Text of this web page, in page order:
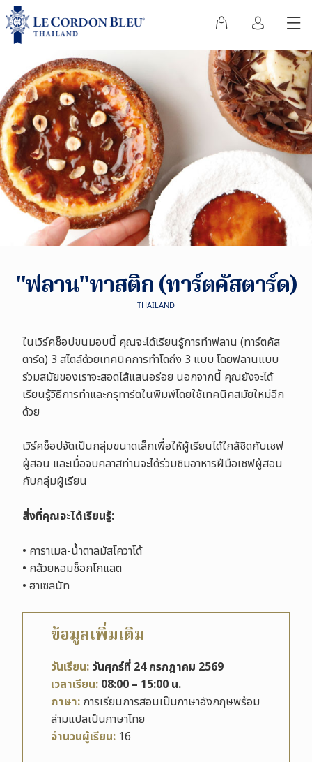
"ฟลาน"ทาสติก (ทาร์ตคัสตาร์ด)
THAILAND
ในเวิร์คช็อปขนมอบนี้ คุณจะได้เรียนรู้การทำฟลาน (ทาร์ตคัส
ตาร์ด) 3 สไตล์ด้วยเทคนิคการทำโดถึง 3 แบบ โดยฟลานแบบ
ร่วมสมัยของเราจะสอดไส้แสนอร่อย นอกจากนี้ คุณยังจะได้
เรียนรู้วิธีการทำและกรุทาร์ตในพิมพ์โดยใช้เทคนิคสมัยใหม่อีก
ด้วย
เวิร์คช็อปจัดเป็นกลุ่มขนาดเล็กเพื่อให้ผู้เรียนได้ใกล้ชิดกับเชฟ
ผู้สอน และเมื่อจบคลาสท่านจะได้ร่วมชิมอาหารฝีมือเชฟผู้สอน
กับกลุ่มผู้เรียน
สิ่งที่คุณจะได้เรียนรู้:
• คาราเมล-น้ำตาลมัสโควาโด้
• กล้วยหอมช็อกโกแลต
• ฮาเซลนัท
ข้อมูลเพิ่มเติม
วันเรียน: วันศุกร์ที่ 24 กรกฎาคม 2569
เวลาเรียน: 08:00 – 15:00 น.
ภาษา: การเรียนการสอนเป็นภาษาอังกฤษพร้อม
ล่ามแปลเป็นภาษาไทย
จำนวนผู้เรียน: 16